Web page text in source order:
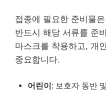
접종에 필요한 준비물
반드시 해당 서류를 준
마스크를 착용하고, 개
중요합니다.
어린이: 보호자 동반